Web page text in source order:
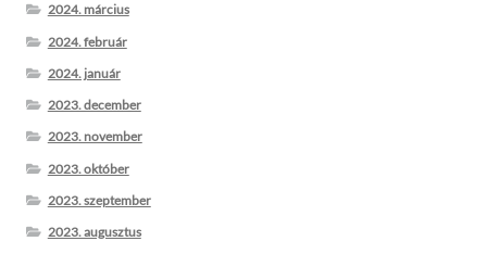
2024. március
2024. február
2024. január
2023. december
2023. november
2023. október
2023. szeptember
2023. augusztus